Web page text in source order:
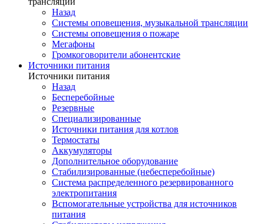
Назад
Системы оповещения, музыкальной трансляции
Системы оповещения о пожаре
Мегафоны
Громкоговорители абонентские
Источники питания
Источники питания
Назад
Бесперебойные
Резервные
Специализированные
Источники питания для котлов
Термостаты
Аккумуляторы
Дополнительное оборудование
Стабилизированные (небесперебойные)
Система распределенного резервированного
электропитания
Вспомогательные устройства для источников
питания